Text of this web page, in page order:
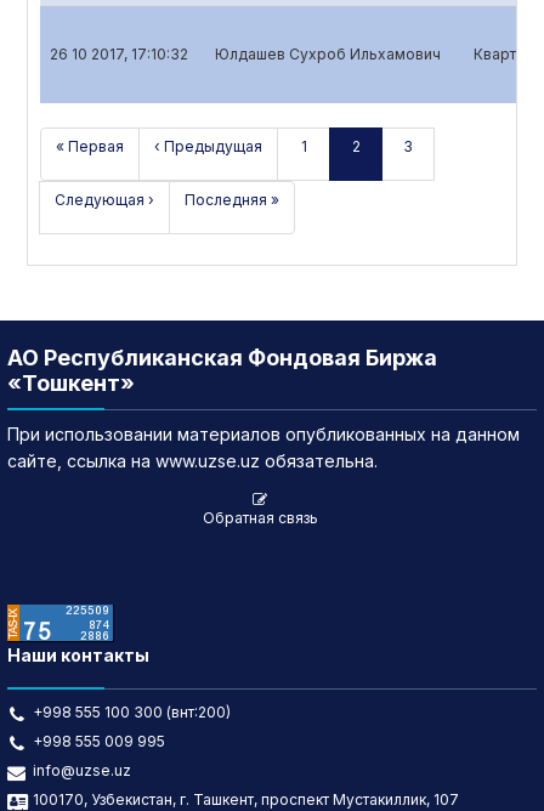
26 10 2017, 17:10:32 Юлдашев Сухроб Ильхамович
« Первая ‹ Предыдущая 1 2 3
Следующая › Последняя »
АО Республиканская Фондовая Биржа
«Тошкент»
При использовании материалов опубликованных на данном
сайте, ссылка на www.uzse.uz обязательна.
Обратная связь
Наши контакты
+998 555 100 300 (внт:200)
+998 555 009 995
info@uzse.uz
100170, Узбекистан, г. Ташкент, проспект Мустакиллик, 107